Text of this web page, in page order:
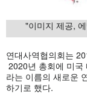
"이미지 제공,
연대사역협의회는
2020년 총회에 미국
라는 이름의 새로운
하기로 했다.